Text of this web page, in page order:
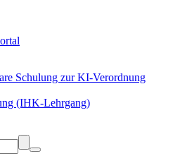
Schulung zur KI-Verordnung
(IHK-Lehrgang)